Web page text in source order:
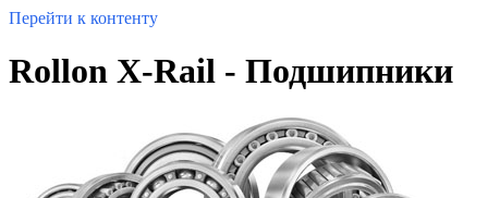
Перейти к контенту
Rollon X-Rail - Подшипники